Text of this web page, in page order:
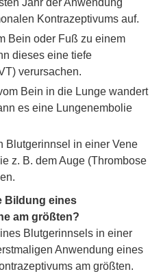
Jahr der Anwendung
Kontrazeptivums auf.
Bein oder Fuß zu einem
dieses eine tiefe
verursachen.
Bein in die Lunge wandert
es eine Lungenembolie
Blutgerinnsel in einer Vene
z. B. dem Auge (Thrombose
Bildung eines
am größten?
Blutgerinnsels in einer
Anwendung eines
am größten.